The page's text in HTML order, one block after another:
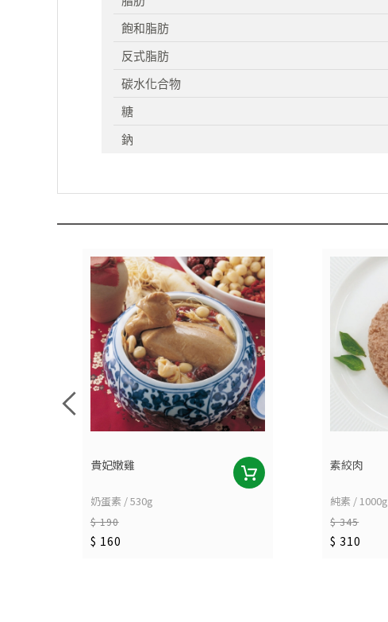
飽和脂肪
反式脂肪
碳水化合物
糖
鈉
貴妃嫩雞
奶蛋素 / 530g
$ 190
$ 160
素絞肉
純素 / 1000g
$ 345
$ 310